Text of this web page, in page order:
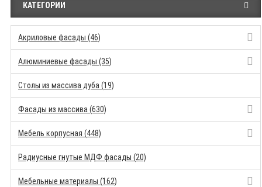
КАТЕГОРИИ
Акриловые фасады (46)
Алюминиевые фасады (35)
Столы из массива дуба (19)
Фасады из массива (630)
Мебель корпусная (448)
Радиусные гнутые МДФ фасады (20)
Мебельные материалы (162)